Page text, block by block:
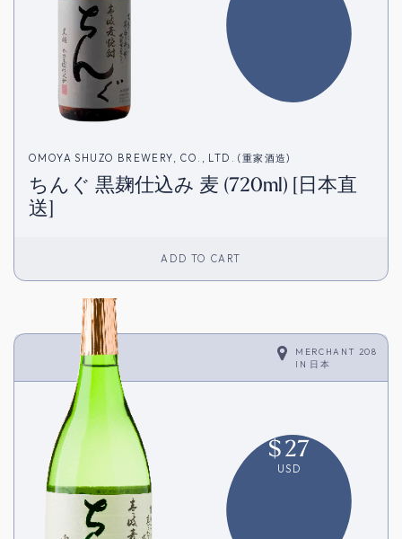
OMOYA SHUZO BREWERY, CO., LTD. (重家酒造)
ちんぐ 黒麹仕込み 麦 (720ml) [日本直
送]
ADD TO CART
MERCHANT 208
IN 日本
$27
USD